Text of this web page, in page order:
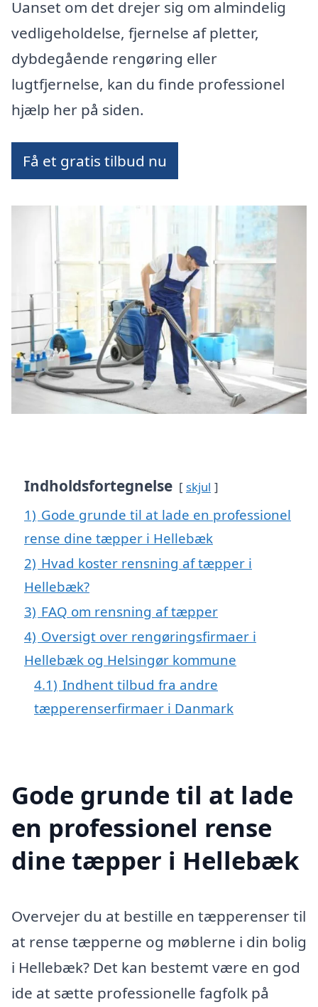
Uanset om det drejer sig om almindelig
vedligeholdelse, fjernelse af pletter,
dybdegående rengøring eller
lugtfjernelse, kan du finde professionel
hjælp her på siden.
Få et gratis tilbud nu
Indholdsfortegnelse skjul
1) Gode grunde til at lade en professionel
rense dine tæpper i Hellebæk
2) Hvad koster rensning af tæpper i
Hellebæk?
3) FAQ om rensning af tæpper
4) Oversigt over rengøringsfirmaer i
Hellebæk og Helsingør kommune
4.1) Indhent tilbud fra andre
tæpperenserfirmaer i Danmark
Gode grunde til at lade
en professionel rense
dine tæpper i Hellebæk
Overvejer du at bestille en tæpperenser til
at rense tæpperne og møblerne i din bolig
i Hellebæk? Det kan bestemt være en god
ide at sætte professionelle fagfolk på